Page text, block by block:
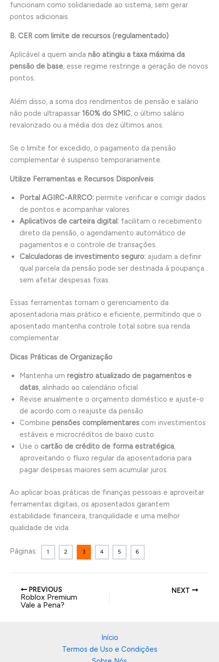
funcionam como solidariedade ao sistema, sem gerar
pontos adicionais.
B. CER com limite de recursos (regulamentado)
Aplicável a quem ainda não atingiu a taxa máxima da
pensão de base, esse regime restringe a geração de novos
pontos.
Além disso, a soma dos rendimentos de pensão e salário
não pode ultrapassar 160% do SMIC , o último salário
revalorizado ou a média dos dez últimos anos.
Se o limite for excedido, o pagamento da pensão
complementar é suspenso temporariamente.
Utilize Ferramentas e Recursos Disponíveis
Portal AGIRC-ARRCO: permite verificar e corrigir dados
de pontos e acompanhar valores.
Aplicativos de carteira digital: facilitam o recebimento
direto da pensão, o agendamento automático de
pagamentos e o controle de transações.
Calculadoras de investimento seguro: ajudam a definir
qual parcela da pensão pode ser destinada à poupança
sem afetar despesas fixas.
Essas ferramentas tornam o gerenciamento da
aposentadoria mais prático e eficiente, permitindo que o
aposentado mantenha controle total sobre sua renda
complementar.
Dicas Práticas de Organização
Mantenha um registro atualizado de pagamentos e
datas, alinhado ao calendário oficial.
Revise anualmente o orçamento doméstico e ajuste-o
de acordo com o reajuste da pensão.
Combine pensões complementares com investimentos
estáveis e microcréditos de baixo custo.
Use o cartão de crédito de forma estratégica,
aproveitando o fluxo regular da aposentadoria para
pagar despesas maiores sem acumular juros.
Ao aplicar boas práticas de finanças pessoais e aproveitar
ferramentas digitais, os aposentados garantem
estabilidade financeira, tranquilidade e uma melhor
qualidade de vida.
Páginas: 1 2 3 4 5 6
PREVIOUS
Roblox Premium
Vale a Pena?
NEXT
Início
Termos de Uso e Condições